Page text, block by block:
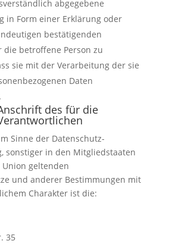
abgegebene
in Form einer Erklärung oder
bestätigenden
die betroffene Person zu
sie mit der Verarbeitung der sie
Daten
des für die
Sinne der Datenschutz-
sonstiger in den Mitgliedstaaten
geltenden
und anderer Bestimmungen mit
Charakter ist die:
35